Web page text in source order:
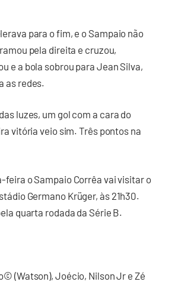
para o fim, e o Sampaio não
pela direita e cruzou,
e a bola sobrou para Jean Silva,
as redes.
luzes, um gol com a cara do
vitória veio sim. Três pontos na
feira o Sampaio Corrêa vai visitar o
Germano Krüger, às 21h30.
quarta rodada da Série B.
(Watson), Joécio, Nilson Jr e Zé